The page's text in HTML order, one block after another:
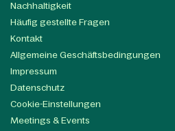
Nachhaltigkeit
Häufig gestellte Fragen
Kontakt
Allgemeine Geschäftsbedingungen
Impressum
Datenschutz
Cookie-Einstellungen
Meetings & Events